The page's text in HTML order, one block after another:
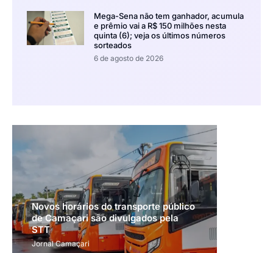
Mega-Sena não tem ganhador, acumula
e prêmio vai a R$ 150 milhões nesta
quinta (6); veja os últimos números
sorteados
6 de agosto de 2026
Novos horários do transporte público
de Camaçari são divulgados pela
STT
Jornal Camaçari